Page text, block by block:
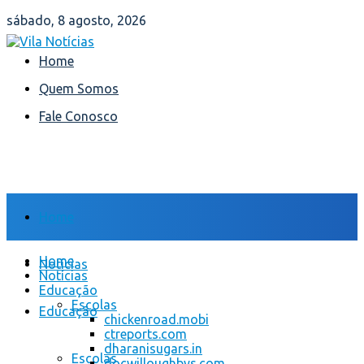
sábado, 8 agosto, 2026
Home
Quem Somos
Fale Conosco
Home
Notícias
Educação
Escolas
Home
Notícias
Educação
Escolas
chickenroad.mobi
ctreports.com
dharanisugars.in